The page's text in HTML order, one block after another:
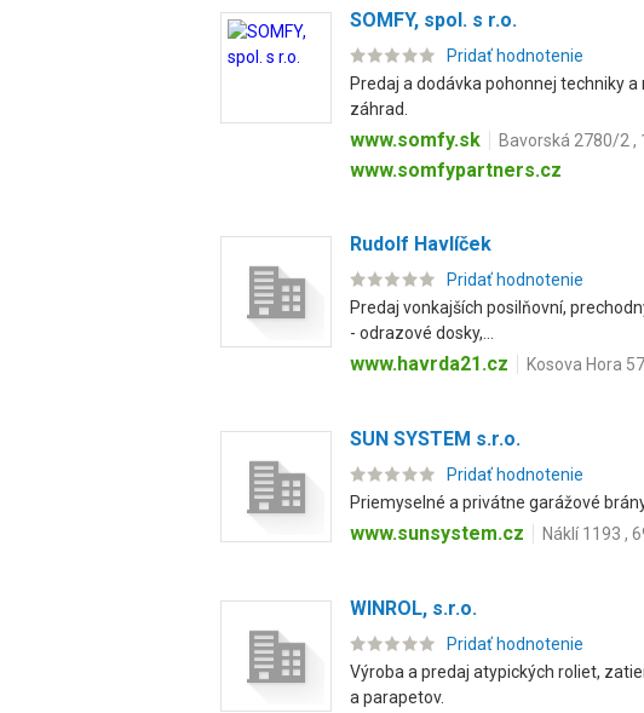
SOMFY, spol. s r.o.
Pridať hodnotenie
Predaj a dodávka pohonnej techniky
záhrad.
www.somfy.sk Bavorská 2780/2 ,
www.somfypartners.cz
Rudolf Havlíček
Pridať hodnotenie
Predaj vonkajších posilňovní,
- odrazové dosky,...
www.havrda21.cz Kosova Hora
SUN SYSTEM s.r.o.
Pridať hodnotenie
Priemyselné a privátne garážové
www.sunsystem.cz Náklí 1193 ,
WINROL, s.r.o.
Pridať hodnotenie
Výroba a predaj atypických roliet,
a parapetov.